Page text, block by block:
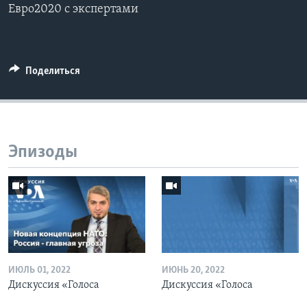
Евро2020 с экспертами
Поделиться
Эпизоды
ИЮЛЬ 01, 2022
Дискуссия «Голоса
ИЮНЬ 20, 2022
Дискуссия «Голоса